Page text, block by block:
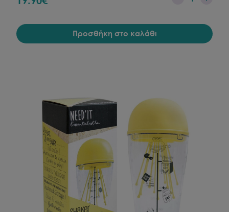
Προσθήκη στο καλάθι